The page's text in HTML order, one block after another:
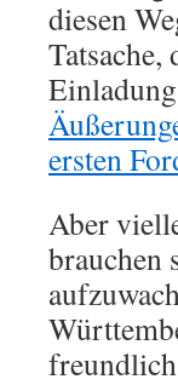
diesen
Tatsache,
ersten
Aber
brauchen